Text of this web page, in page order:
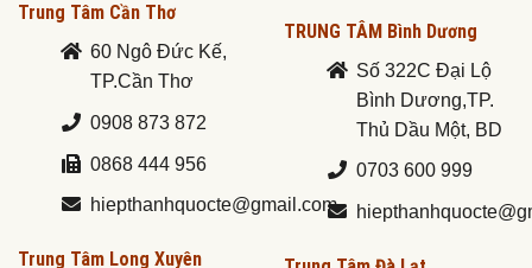
Trung Tâm Cần Thơ
60 Ngô Đức Kế,
TP.Cần Thơ
0908 873 872
0868 444 956
hiepthanhquocte@gmail.com
Trung Tâm Long Xuyên
TRUNG TÂM Bình Dương
Số 322C Đại Lộ
Bình Dương,TP.
Thủ Dầu Một, BD
0703 600 999